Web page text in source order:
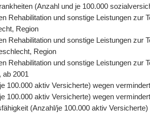
(Anzahl und je 100.000
Rehabilitation und sonstige Leistungen
Region
Rehabilitation und sonstige Leistungen
Region
Rehabilitation und sonstige Leistungen
ab 2001
100.000 aktiv Versicherte) wegen
100.000 aktiv Versicherte) wegen
(Anzahl/je 100.000 aktiv